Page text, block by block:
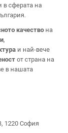
в сферата на
качество на
,
и най-вече
от страна на
в нашата
1220 София